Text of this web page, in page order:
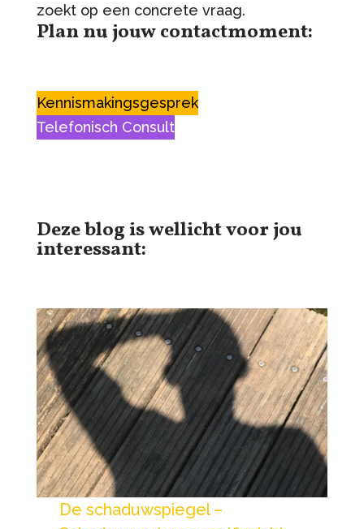
zoekt op een concrete vraag.
Plan nu jouw contactmoment:
Kennismakingsgesprek
Telefonisch Consult
Deze blog is wellicht voor jou
interessant:
De schaduwspiegel –